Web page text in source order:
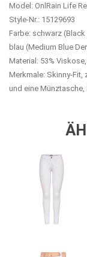
Model: OnlRain Life
Style-Nr.: 15129693
Farbe: schwarz (Black
blau (Medium Blue
Material: 53%
Merkmale: Skinny-Fit,
und eine